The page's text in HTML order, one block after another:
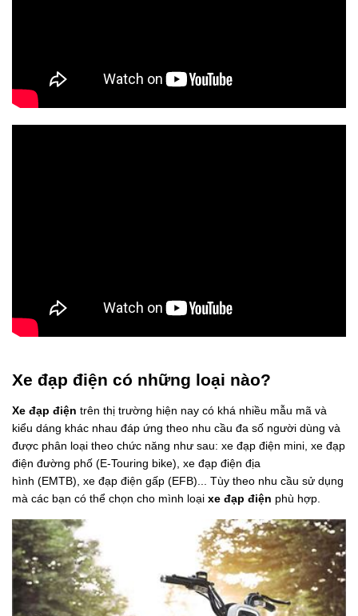
Xe đạp điện có những loại nào?
Xe đạp điện trên thị trường hiện nay có khá nhiều mẫu mã và
kiểu dáng khác nhau đáp ứng theo nhu cầu đa số người dùng và
được phân loại theo chức năng như sau: xe đạp điện mini, xe đạp
điện đường phố (E-Touring bike), xe đạp điện địa
hình (EMTB), xe đạp điện gấp (EFB)... Tùy theo nhu cầu sử dụng
mà các bạn có thể chọn cho mình loại xe đạp điện phù hợp.